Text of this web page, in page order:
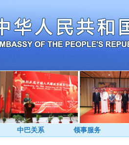
中巴关系 领事服务